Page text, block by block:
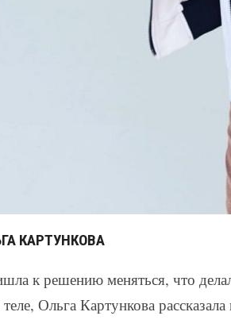
КАРТУНКОВА
к решению меняться, что
Ольга Картункова